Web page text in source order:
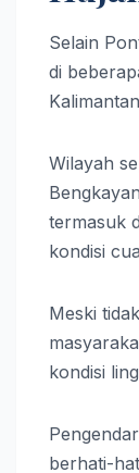
Selain
di
Wilayah
termasuk
kondisi
Meski
kondisi
berhati-